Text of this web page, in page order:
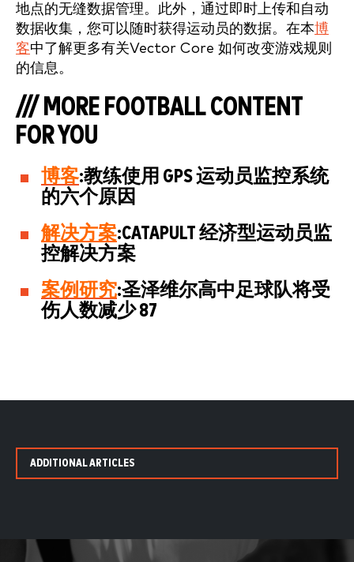
地点的无缝数据管理。此外，通过即时上传和自动
数据收集，您可以随时获得运动员的数据。在本博
客中了解更多有关Vector Core 如何改变游戏规则
的信息。
/// MORE FOOTBALL CONTENT
FOR YOU
博客:教练使用 GPS 运动员监控系统
的六个原因
解决方案:CATAPULT 经济型运动员监
控解决方案
案例研究:圣泽维尔高中足球队将受
伤人数减少 87
ADDITIONAL ARTICLES